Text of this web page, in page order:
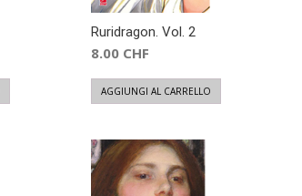
Ruridragon. Vol. 2
8.00 CHF
AGGIUNGI AL CARRELLO